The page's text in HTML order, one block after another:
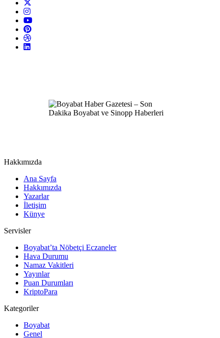
Hakkımızda
Ana Sayfa
Hakkımızda
Yazarlar
İletişim
Künye
Servisler
Boyabat’ta Nöbetçi Eczaneler
Hava Durumu
Namaz Vakitleri
Yayınlar
Puan Durumları
KriptoPara
Kategoriler
Boyabat
Genel